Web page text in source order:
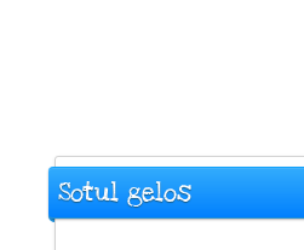
Sotul gelos